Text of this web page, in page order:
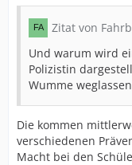
Zitat von
Und warum wird
Polizistin
Wumme
Die kommen
verschiedenen
Macht bei den